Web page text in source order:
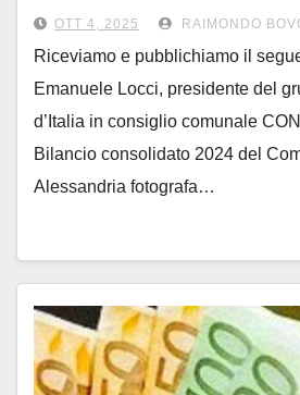
sul bilancio 2024
OTT 4, 2025 RAIMONDO
Riceviamo e pubblichiamo il
Emanuele Locci, presidente del
d’Italia in consiglio comunale
Bilancio consolidato 2024 del
Alessandria fotografa…